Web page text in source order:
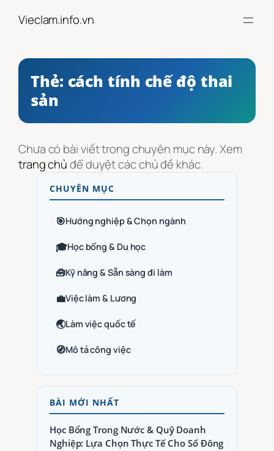
đến
dung
Vieclam.info.vn
Thẻ: cách tính chế độ thai
sản
Chưa có bài viết trong chuyên mục này. Xem
trang chủđể duyệt các chủ đề khác.
CHUYÊN MỤC
🎯Hướng nghiệp & Chọn ngành
🎓Học bổng & Du học
🧰Kỹ năng & Sẵn sàng đi làm
💼Việc làm & Lương
🌏Làm việc quốc tế
🧭Mô tả công việc
BÀI MỚI NHẤT
Học Bổng Trong Nước & Quỹ Doanh
Nghiệp: Lựa Chọn Thực Tế Cho Số Đông